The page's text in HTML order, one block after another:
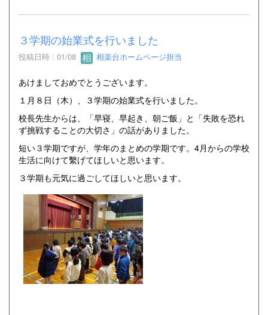
３学期の始業式を行いました
投稿日時 : 01/08 相楽台ホームページ担当
あけましておめでとうございます。
１月８日（木）、３学期の始業式を行いました。
校長先生からは、「早寝、早起き、朝ご飯」と「失敗を恐れ
ず挑戦することの大切さ」の話がありました。
短い３学期ですが、学年のまとめの学期です。4月からの学校
生活に向けて繫げてほしいと思います。
３学期も元気に過ごしてほしいと思います。